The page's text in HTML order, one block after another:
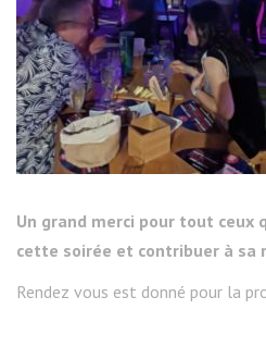
Un grand merci pour tout ceux
cette soirée et contribuer à sa
Rendez vous est donné pour la